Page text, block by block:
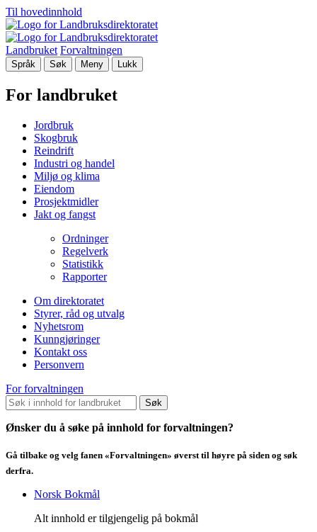
Til hovedinnhold
Landbruket Forvaltningen
Språk Søk Meny Lukk
For landbruket
Jordbruk
Skogbruk
Reindrift
Industri og handel
Miljø og klima
Eiendom
Prosjektmidler
Jakt og fangst
Ordninger
Regelverk
Statistikk
Rapporter
Om direktoratet
Styrer, råd og utvalg
Nyhetsrom
Kunngjøringer
Kontakt oss
Personvern
For forvaltningen
Søk
Ønsker du å søke på innhold for forvaltningen?
Gå tilbake og velg fanen «Forvaltningen» øverst til høyre på siden og søk
derfra.
Norsk Bokmål
Alt innhold er tilgjengelig på bokmål